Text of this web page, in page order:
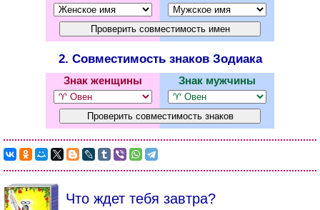
2. Совместимость знаков Зодиака
Знак женщины Знак мужчины
Что ждет тебя завтра?